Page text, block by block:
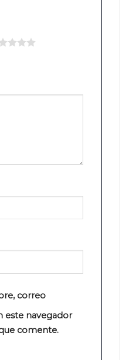
correo
este navegador
comente.